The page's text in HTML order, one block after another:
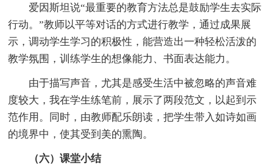
爱因斯坦说“最重要的教育方法总是鼓励学生去实际
行动。”教师以平等对话的方式进行教学，通过成果展
示，调动学生学习的积极性，能营造出一种轻松活泼的
教学氛围，训练学生的想像能力、书面表达能力。
由于描写声音，尤其是感受生活中被忽略的声音难
度较大，我在学生练笔前，展示了两段范文，以起到示
范作用。同时，由教师配乐朗读，把学生带入如诗如画
的境界中，使其受到美的熏陶。
（六）课堂小结